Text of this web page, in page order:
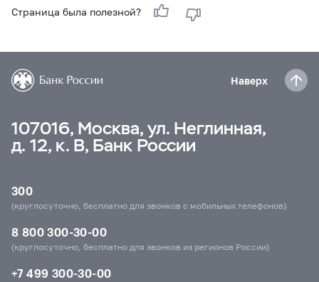
Страница была полезной?
Наверх
107016, Москва, ул. Неглинная,
д. 12, к. В, Банк России
300
(круглосуточно, бесплатно для звонков с мобильных телефонов)
8 800 300-30-00
(круглосуточно, бесплатно для звонков из регионов России)
+7 499 300-30-00